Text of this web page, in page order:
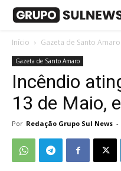
Início Gazeta de Santo Amaro
Gazeta de Santo Amaro
Incêndio
13 de Maio,
Por Redação Grupo Sul News -